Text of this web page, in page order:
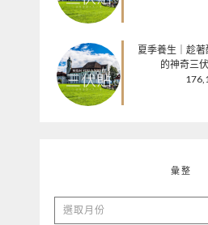
夏季養生｜趁著
的神奇三
彙整
彙